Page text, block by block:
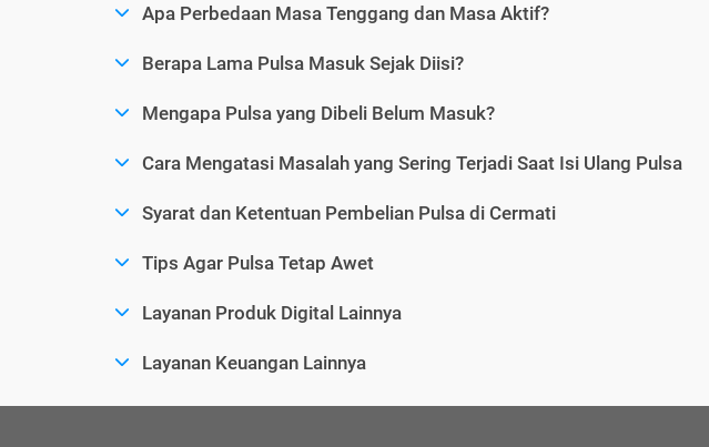
Apa Perbedaan Masa Tenggang dan Masa Aktif?
Berapa Lama Pulsa Masuk Sejak Diisi?
Mengapa Pulsa yang Dibeli Belum Masuk?
Cara Mengatasi Masalah yang Sering Terjadi Saat Isi Ulang Pulsa
Syarat dan Ketentuan Pembelian Pulsa di Cermati
Tips Agar Pulsa Tetap Awet
Layanan Produk Digital Lainnya
Layanan Keuangan Lainnya